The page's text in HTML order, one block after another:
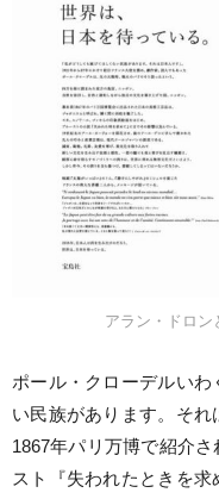
アラン・ドロン
ポール・クローデルい
い民族があります。そ
1867年パリ万博で紹介
スト『失われたときを